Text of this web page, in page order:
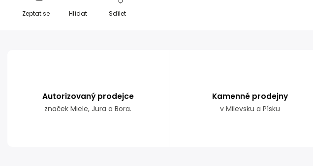
Zeptat se Hlídat Sdílet
Autorizovaný prodejce
značek Miele, Jura a Bora.
Kamenné prodejny
v Milevsku a Písku